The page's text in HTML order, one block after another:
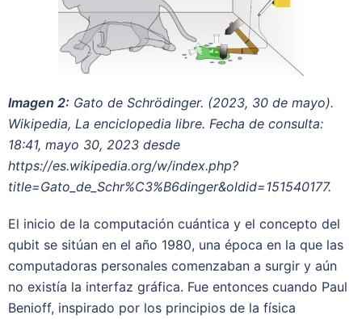
Imagen 2: Gato de Schrödinger. (2023, 30 de mayo).
Wikipedia, La enciclopedia libre. Fecha de consulta:
18:41, mayo 30, 2023 desde
https://es.wikipedia.org/w/index.php?
title=Gato_de_Schr%C3%B6dinger&oldid=151540177.
El inicio de la computación cuántica y el concepto del
qubit se sitúan en el año 1980, una época en la que las
computadoras personales comenzaban a surgir y aún
no existía la interfaz gráfica. Fue entonces cuando Paul
Benioff, inspirado por los principios de la física